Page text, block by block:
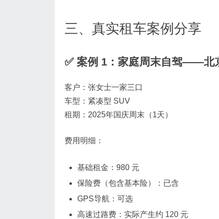
三、真实租车案例分享
✅ 案例 1：家庭周末自驾——北
客户：张女士一家三口
车型：紧凑型 SUV
租期：2025年国庆周末（1天）
费用明细：
基础租金：980 元
保险费（包含基本险）：已含
GPS导航：可选
高速过路费：实际产生约 120 元